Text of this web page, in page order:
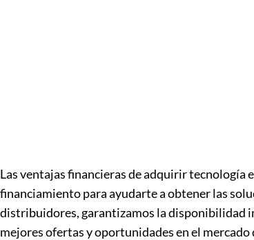
Las ventajas financieras de adquirir
financiamiento para ayudarte a obtener las
distribuidores, garantizamos la disponibilidad
mejores ofertas y oportunidades en el